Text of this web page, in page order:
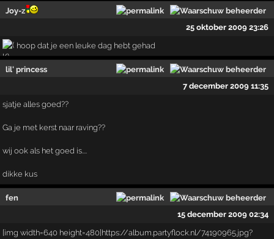
Joy-z
25 oktober 2009 23:26
hoop dat je een leuke dag hebt gehad
lil' princess
7 december 2009 11:35
sjatje alles goed??
Ga je met kerst naar raving??
wij ook als het goed is....
dikke kus
fen
15 december 2009 02:34
[img width=640 height=480]https://album.partyflock.nl/74190965.jpg?